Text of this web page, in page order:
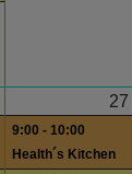
27
9:00 - 10:00
Health´s Kitchen